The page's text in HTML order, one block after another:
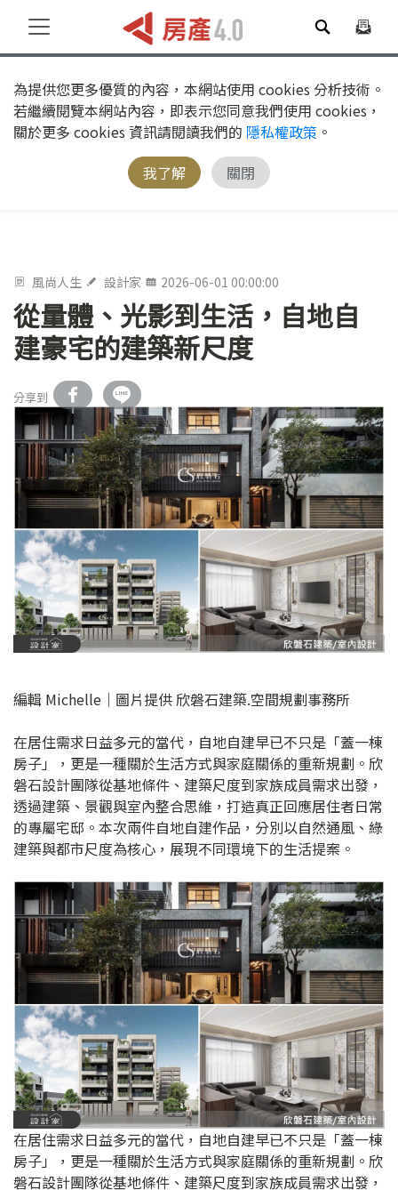
為提供您更多優質的內容，本網站使用 cookies 分析技術。
若繼續閱覽本網站內容，即表示您同意我們使用 cookies，
關於更多 cookies 資訊請閱讀我們的 隱私權政策 。
我了解
關閉
風尚人生 設計家 2026-06-01 00:00:00
從量體、光影到生活，自地自
建豪宅的建築新尺度
分享到
編輯 Michelle｜圖片提供 欣磐石建築.空間規劃事務所
在居住需求日益多元的當代，自地自建早已不只是「蓋一棟
房子」，更是一種關於生活方式與家庭關係的重新規劃。欣
磐石設計團隊從基地條件、建築尺度到家族成員需求出發，
透過建築、景觀與室內整合思維，打造真正回應居住者日常
的專屬宅邸。本次兩件自地自建作品，分別以自然通風、綠
建築與都市尺度為核心，展現不同環境下的生活提案。
在居住需求日益多元的當代，自地自建早已不只是「蓋一棟
房子」，更是一種關於生活方式與家庭關係的重新規劃。欣
磐石設計團隊從基地條件、建築尺度到家族成員需求出發，